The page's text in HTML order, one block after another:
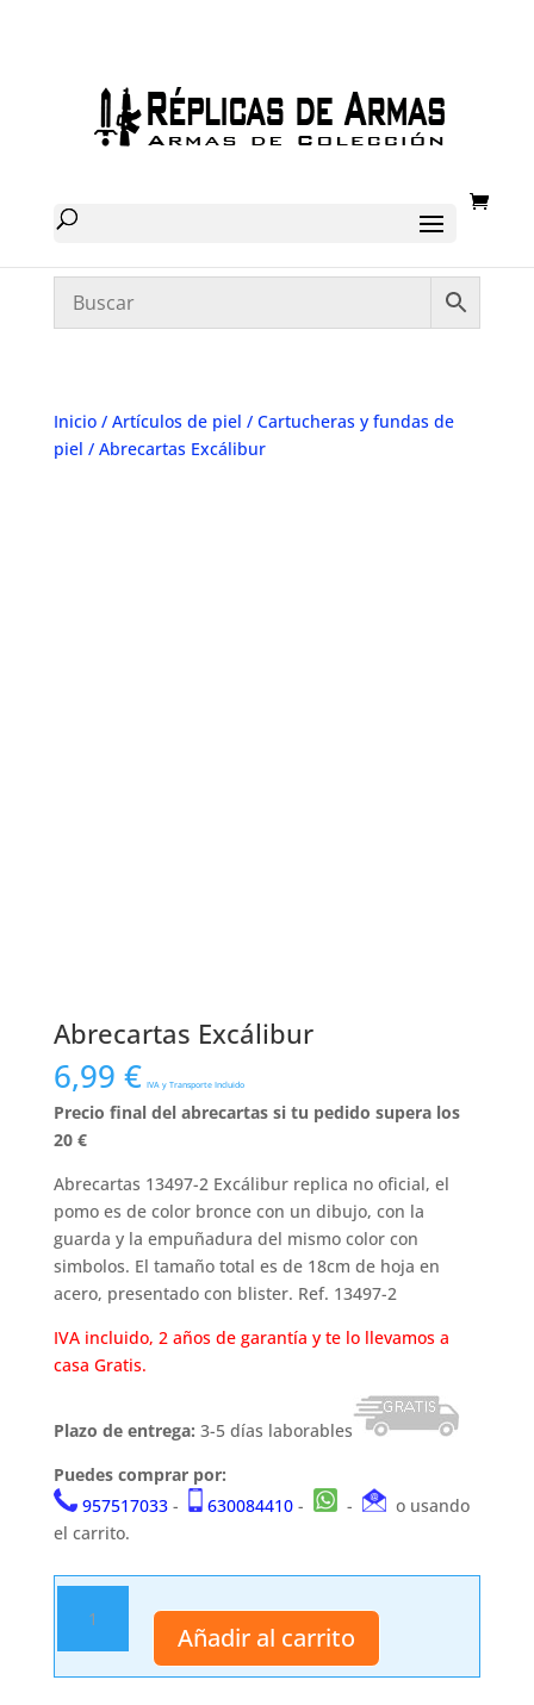
Inicio/ Artículos de piel / Cartucheras y fundas de
piel / Abrecartas Excálibur
Abrecartas Excálibur
6,99 € IVA y Transporte Incluido
Precio final del abrecartas si tu pedido supera los
20 €
Abrecartas 13497-2 Excálibur replica no oficial, el
pomo es de color bronce con un dibujo, con la
guarda y la empuñadura del mismo color con
simbolos. El tamaño total es de 18cm de hoja en
acero, presentado con blister. Ref. 13497-2
IVA incluido, 2 años de garantía y te lo llevamos a
casa Gratis.
Plazo de entrega: 3-5 días laborables
Puedes comprar por:
957517033- 630084410- -
o usando
el carrito.
Excálibur
cantidad
Añadir al carrito